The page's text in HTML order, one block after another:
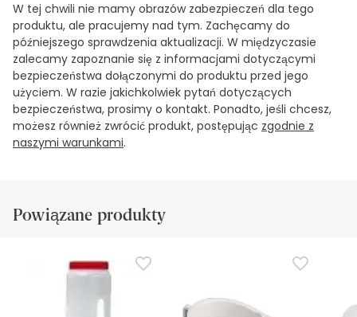
W tej chwili nie mamy obrazów zabezpieczeń dla tego
produktu, ale pracujemy nad tym. Zachęcamy do
późniejszego sprawdzenia aktualizacji. W międzyczasie
zalecamy zapoznanie się z informacjami dotyczącymi
bezpieczeństwa dołączonymi do produktu przed jego
użyciem. W razie jakichkolwiek pytań dotyczących
bezpieczeństwa, prosimy o kontakt. Ponadto, jeśli chcesz,
możesz również zwrócić produkt, postępując zgodnie z
naszymi warunkami.
Powiązane produkty